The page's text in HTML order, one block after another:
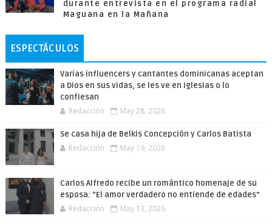
durante entrevista en el programa radial
Maguana en la Mañana
ESPECTÁCULOS
Varias influencers y cantantes dominicanas aceptan
a Dios en sus vidas, se les ve en iglesias o lo
confiesan
Redacción May 28, 2026
Se casa hija de Belkis Concepción y Carlos Batista
Redacción May 19, 2026
Carlos Alfredo recibe un romántico homenaje de su
esposa: “El amor verdadero no entiende de edades”
Redacción May 13, 2026